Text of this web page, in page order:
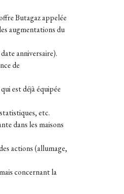
Butagaz appelée
augmentations du
anniversaire).
de
est déjà équipée
etc.
dans les maisons
actions (allumage,
concernant la